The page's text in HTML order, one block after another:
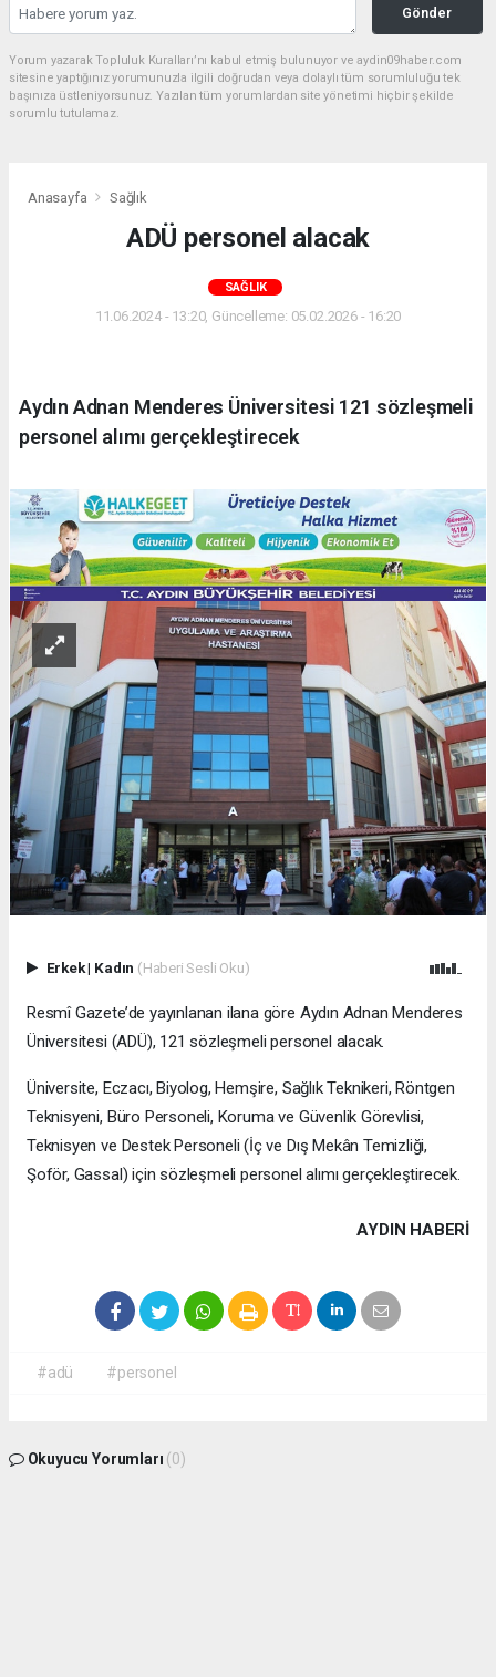
Gönder
Yorum yazarak Topluluk Kuralları’nı kabul etmiş bulunuyor ve aydin09haber.com
sitesine yaptığınız yorumunuzla ilgili doğrudan veya dolaylı tüm sorumluluğu tek
başınıza üstleniyorsunuz. Yazılan tüm yorumlardan site yönetimi hiçbir şekilde
sorumlu tutulamaz.
Anasayfa Sağlık
ADÜ personel alacak
SAĞLIK
11.06.2024 - 13:20, Güncelleme: 05.02.2026 - 16:20
Aydın Adnan Menderes Üniversitesi 121 sözleşmeli
personel alımı gerçekleştirecek
Erkek| Kadın (Haberi Sesli Oku)
Resmî Gazete’de yayınlanan ilana göre Aydın Adnan Menderes
Üniversitesi (ADÜ), 121 sözleşmeli personel alacak.
Üniversite, Eczacı, Biyolog, Hemşire, Sağlık Teknikeri, Röntgen
Teknisyeni, Büro Personeli, Koruma ve Güvenlik Görevlisi,
Teknisyen ve Destek Personeli (İç ve Dış Mekân Temizliği,
Şoför, Gassal) için sözleşmeli personel alımı gerçekleştirecek.
AYDIN HABERİ
#adü #personel
Okuyucu Yorumları (0)